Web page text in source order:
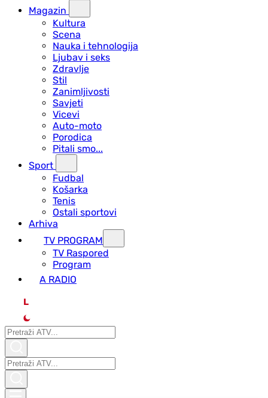
Magazin
Kultura
Scena
Nauka i tehnologija
Ljubav i seks
Zdravlje
Stil
Zanimljivosti
Savjeti
Vicevi
Auto-moto
Porodica
Pitali smo...
Sport
Fudbal
Košarka
Tenis
Ostali sportovi
Arhiva
TV PROGRAM
ТV Raspored
Program
A RADIO
L